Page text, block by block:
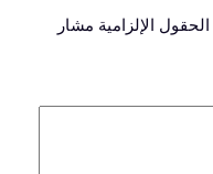
الحقول الإلزامية مشار